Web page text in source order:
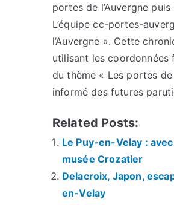
portes de l’Auvergne
L’équipe cc-portes-
l’Auvergne ». Cette
utilisant les
du thème « Les portes
informé des futures
Related Posts:
Le Puy-en-Velay :
musée Crozatier
Delacroix, Japon,
en-Velay